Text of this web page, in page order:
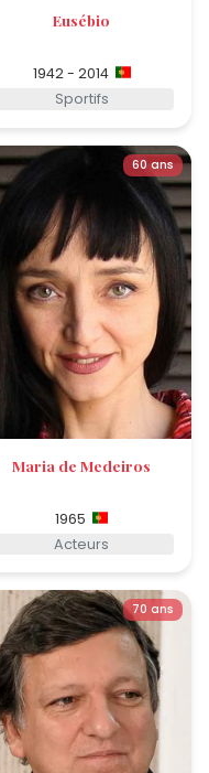
Eusébio
1942 - 2014
Sportifs
60 ans
Maria de Medeiros
1965
Acteurs
70 ans